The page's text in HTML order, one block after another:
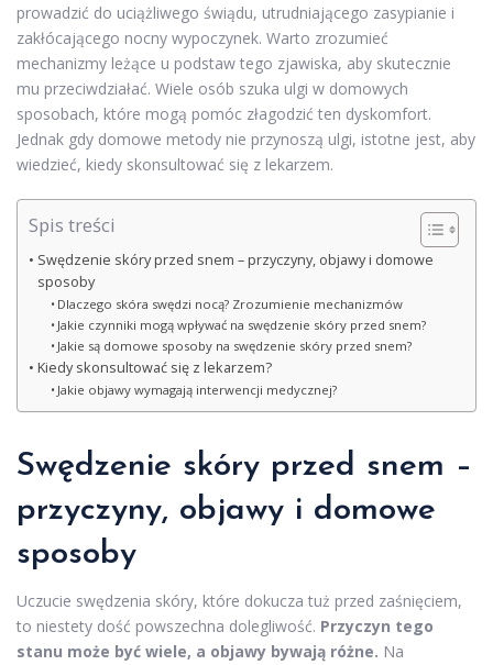
prowadzić do uciążliwego świądu, utrudniającego zasypianie i
zakłócającego nocny wypoczynek. Warto zrozumieć
mechanizmy leżące u podstaw tego zjawiska, aby skutecznie
mu przeciwdziałać. Wiele osób szuka ulgi w domowych
sposobach, które mogą pomóc złagodzić ten dyskomfort.
Jednak gdy domowe metody nie przynoszą ulgi, istotne jest, aby
wiedzieć, kiedy skonsultować się z lekarzem.
Spis treści
Swędzenie skóry przed snem – przyczyny, objawy i domowe
sposoby
Dlaczego skóra swędzi nocą? Zrozumienie mechanizmów
Jakie czynniki mogą wpływać na swędzenie skóry przed snem?
Jakie są domowe sposoby na swędzenie skóry przed snem?
Kiedy skonsultować się z lekarzem?
Jakie objawy wymagają interwencji medycznej?
Swędzenie skóry przed snem –
przyczyny, objawy i domowe
sposoby
Uczucie swędzenia skóry, które dokucza tuż przed zaśnięciem,
to niestety dość powszechna dolegliwość. Przyczyn tego
stanu może być wiele, a objawy bywają różne. Na